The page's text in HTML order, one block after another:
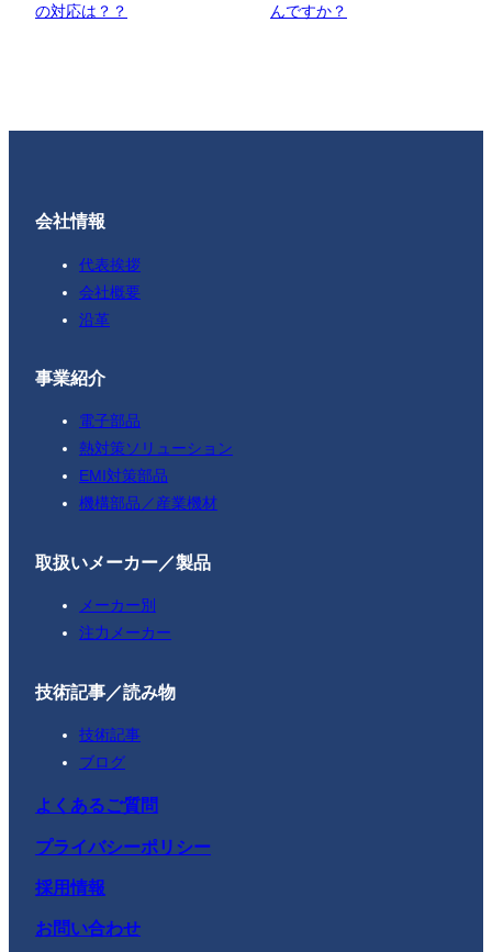
の対応は？？
んですか？
会社情報
代表挨拶
会社概要
沿革
事業紹介
電子部品
熱対策ソリューション
EMI対策部品
機構部品／産業機材
取扱いメーカー／製品
メーカー別
注力メーカー
技術記事／読み物
技術記事
ブログ
よくあるご質問
プライバシーポリシー
採用情報
お問い合わせ